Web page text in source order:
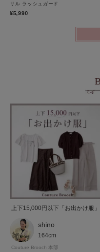
リル ラッシュガード
¥5,990
上下15,000円以下「お出かけ服」
shino
164cm
Couture Brooch 本部